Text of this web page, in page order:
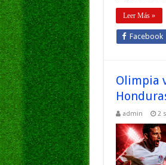
Leer Más »
Facebook
Olimpia
admin 2